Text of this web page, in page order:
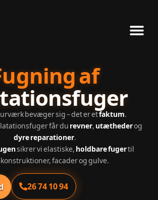
af
bevæger sig – det er etfaktum.
får du revner, utæthederog
dyre reparationer.
sikrer vi elastiske, holdbare fugertil
facader og gulve.
26 74 10 94